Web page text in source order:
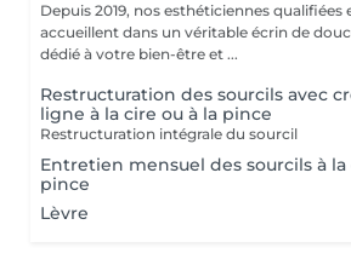
Depuis 2019, nos esthéticiennes qualifiées
accueillent dans un véritable écrin de
dédié à votre bien-être et ...
Restructuration des sourcils avec
ligne à la cire ou à la pince
Restructuration intégrale du sourcil
Entretien mensuel des sourcils à la
pince
Lèvre